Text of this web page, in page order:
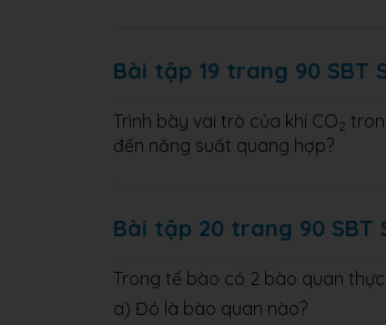
Bài tập 19 trang 90 SBT
Trình bày vai trò của khí CO2
đến năng suất quang hợp?
Bài tập 20 trang 90 SBT
Trong tế bào có 2 bào quan
a) Đó là bào quan nào?